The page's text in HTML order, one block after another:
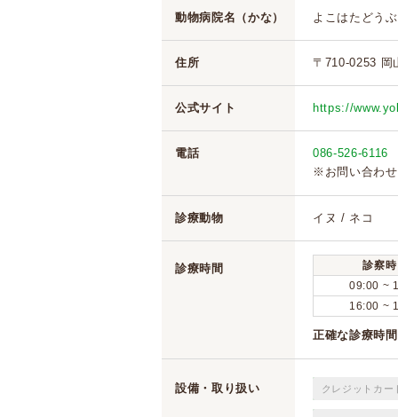
動物病院名（かな） よこはたどう
住所 〒710-0253 岡
公式サイト https://
電話
086-526-6116
※お問い合わ
診療動物 イヌ / ネコ
診療時間
診察
09:00 ~
16:00 ~
正確な診療時
設備・取り扱い クレジットカー